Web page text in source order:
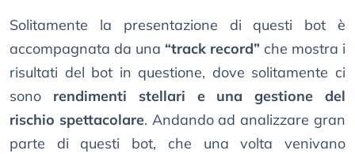
Solitamente la presentazione di questi bot è
accompagnata da una “track record” che mostra i
risultati del bot in questione, dove solitamente ci
sono rendimenti stellari e una gestione del
rischio spettacolare. Andando ad analizzare gran
parte di questi bot, che una volta venivano